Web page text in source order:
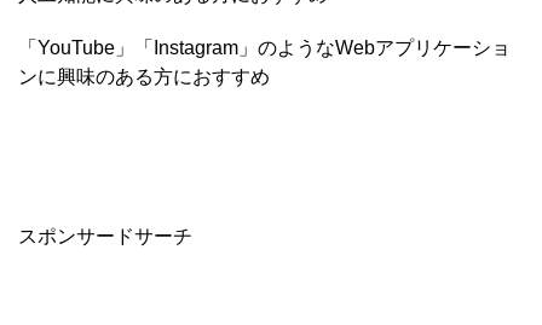
「YouTube」「Instagram」のようなWebアプリケーショ
ンに興味のある方におすすめ
スポンサードサーチ